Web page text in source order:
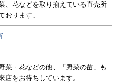
、花などを取り揃えている直売所
おります。
菜・花などの他、「野菜の苗」も
店をお待ちしています。